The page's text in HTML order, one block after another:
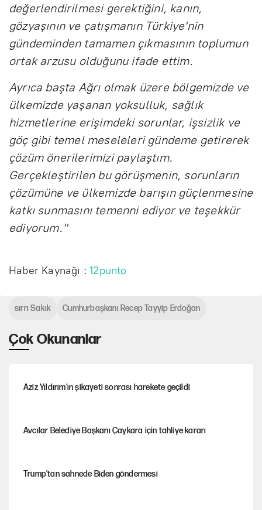
değerlendirilmesi gerektiğini, kanın,
gözyaşının ve çatışmanın Türkiye'nin
gündeminden tamamen çıkmasının toplumun
ortak arzusu olduğunu ifade ettim.
Ayrıca başta Ağrı olmak üzere bölgemizde ve
ülkemizde yaşanan yoksulluk, sağlık
hizmetlerine erişimdeki sorunlar, işsizlik ve
göç gibi temel meseleleri gündeme getirerek
çözüm önerilerimizi paylaştım.
Gerçekleştirilen bu görüşmenin, sorunların
çözümüne ve ülkemizde barışın güçlenmesine
katkı sunmasını temenni ediyor ve teşekkür
ediyorum."
Haber Kaynağı :12punto
Çok Okunanlar
Aziz Yıldırım’ın şikayeti sonrası harekete geçildi
Avcılar Belediye Başkanı Çaykara için tahliye kararı
Trump’tan sahnede Biden göndermesi
sırrı Sakık Cumhurbaşkanı Recep Tayyip Erdoğan